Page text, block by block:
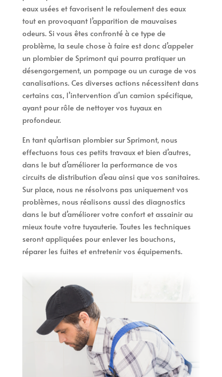
eaux usées et favorisent le refoulement des eaux
tout en provoquant l’apparition de mauvaises
odeurs. Si vous êtes confronté à ce type de
problème, la seule chose à faire est donc d’appeler
un plombier de Sprimont qui pourra pratiquer un
désengorgement, un pompage ou un curage de vos
canalisations. Ces diverses actions nécessitent dans
certains cas, l’intervention d’un camion spécifique,
ayant pour rôle de nettoyer vos tuyaux en
profondeur.
En tant qu’artisan plombier sur Sprimont, nous
effectuons tous ces petits travaux et bien d’autres,
dans le but d’améliorer la performance de vos
circuits de distribution d’eau ainsi que vos sanitaires.
Sur place, nous ne résolvons pas uniquement vos
problèmes, nous réalisons aussi des diagnostics
dans le but d’améliorer votre confort et assainir au
mieux toute votre tuyauterie. Toutes les techniques
seront appliquées pour enlever les bouchons,
réparer les fuites et entretenir vos équipements.